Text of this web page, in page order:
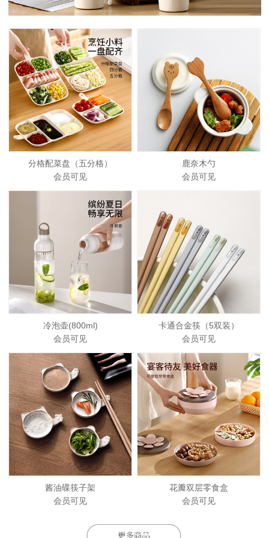
分格配菜盘（五分格）
会员可见
鹿奈木勺
会员可见
冷泡壶(800ml)
会员可见
卡通合金筷（5双装）
会员可见
酱油碟筷子架
会员可见
花瓣双层零食盒
会员可见